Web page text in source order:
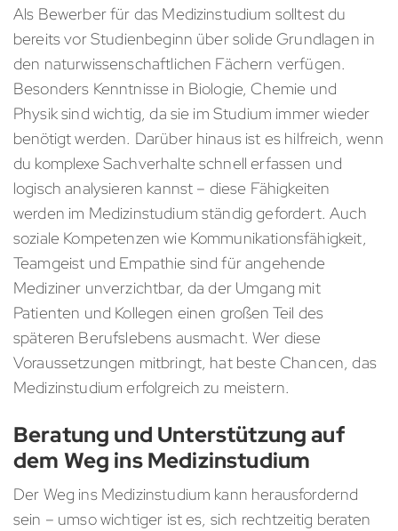
Als Bewerber für das Medizinstudium solltest du
bereits vor Studienbeginn über solide Grundlagen in
den naturwissenschaftlichen Fächern verfügen.
Besonders Kenntnisse in Biologie, Chemie und
Physik sind wichtig, da sie im Studium immer wieder
benötigt werden. Darüber hinaus ist es hilfreich, wenn
du komplexe Sachverhalte schnell erfassen und
logisch analysieren kannst – diese Fähigkeiten
werden im Medizinstudium ständig gefordert. Auch
soziale Kompetenzen wie Kommunikationsfähigkeit,
Teamgeist und Empathie sind für angehende
Mediziner unverzichtbar, da der Umgang mit
Patienten und Kollegen einen großen Teil des
späteren Berufslebens ausmacht. Wer diese
Voraussetzungen mitbringt, hat beste Chancen, das
Medizinstudium erfolgreich zu meistern.
Beratung und Unterstützung auf
dem Weg ins Medizinstudium
Der Weg ins Medizinstudium kann herausfordernd
sein – umso wichtiger ist es, sich rechtzeitig beraten